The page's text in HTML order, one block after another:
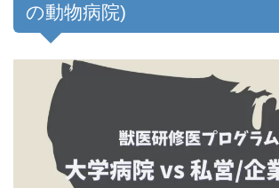
の動物病院)